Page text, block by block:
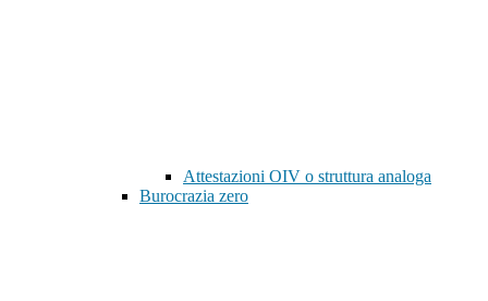
Attestazioni OIV o struttura analoga
Burocrazia zero